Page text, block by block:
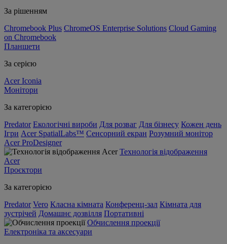
За рішенням
Chromebook Plus ChromeOS Enterprise Solutions Cloud Gaming
on Chromebook
Планшети
За серією
Acer Iconia
Монітори
За категорією
Predator Екологічні вироби Для розваг Для бізнесу Кожен день
Ігри Acer SpatialLabs™ Сенсорний екран Розумний монітор
Acer ProDesigner
Технологія відображення
Acer
Проєктори
За категорією
Predator Vero Класна кімната Конференц-зал Кімната для
зустрічей Домашнє дозвілля Портативні
Обчислення проекції
Електроніка та аксесуари